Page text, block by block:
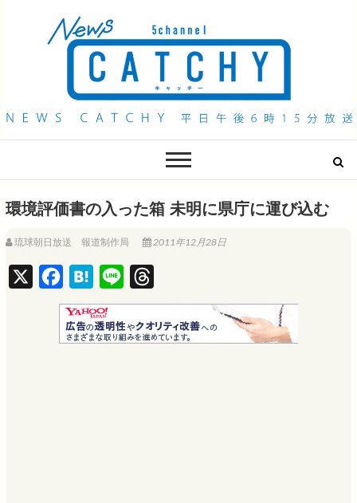
QAB NEWS Headline
環境評価書の入った箱 未明に県庁に運び込む
琉球朝日放送 報道制作局 2011年12月28日
a
c
e
H
a
t
e
i
n
e
h
r
e